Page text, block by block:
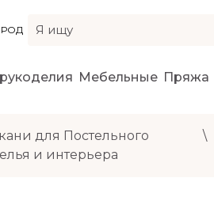
Мебельные Пряжа
для Постельного
и интерьера
\